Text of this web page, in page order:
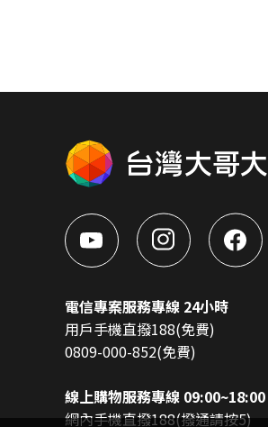
電信專案服務專線 24小時
用戶手機直撥188(免費)
0809-000-852(免費)
線上購物服務專線 09:00~18:00
網內手機直撥188(撥通請按5)